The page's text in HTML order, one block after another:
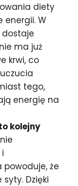
diety
energii. W
ma już
krwi, co
tego,
energię na
kolejny
powoduje, że
Dzięki